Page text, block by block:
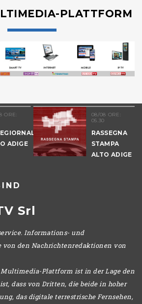
PLATTFORM
ORE:
ADIGE
08/08 ORE:
05.30
RASSEGNA
STAMPA
ALTO ADIGE
Srl
Informations- und
von den Nachrichtenredaktionen von
Plattform ist in der Lage den
dass von Dritten, die beide in hoher
das digitale terrestrische Fernsehen,